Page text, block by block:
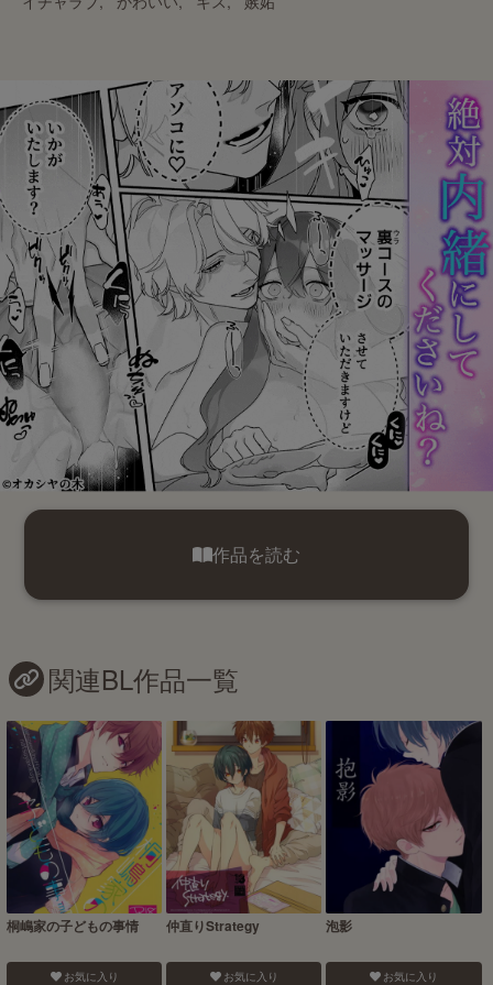
作品を読む
関連BL作品一覧
桐嶋家の子どもの事情
お気に入り
仲直りStrategy
お気に入り
泡影
お気に入り